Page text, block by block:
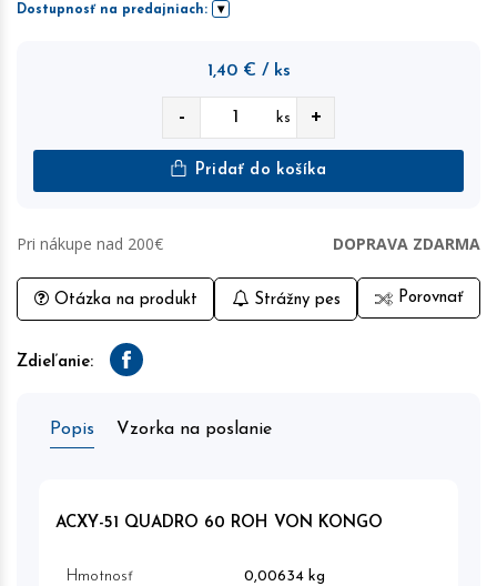
Dostupnosť na predajniach:
1,40 € / ks
- ks +
Pridať do košíka
Pri nákupe nad 200€ DOPRAVA ZDARMA
Otázka na produkt Strážny pes Porovnať
Zdieľanie: Facebook
Popis Vzorka na poslanie
ACXY-51 QUADRO 60 ROH VON KONGO
Hmotnosť 0,00634 kg